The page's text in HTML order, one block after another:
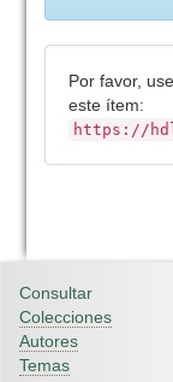
Por favor,
este ítem:
https://
Consultar
Colecciones
Autores
Temas